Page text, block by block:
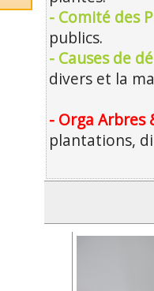
- Comité des
publics.
- Causes de
divers et la
- Orga Arbres
plantations,